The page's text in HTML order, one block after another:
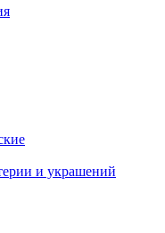
и украшений